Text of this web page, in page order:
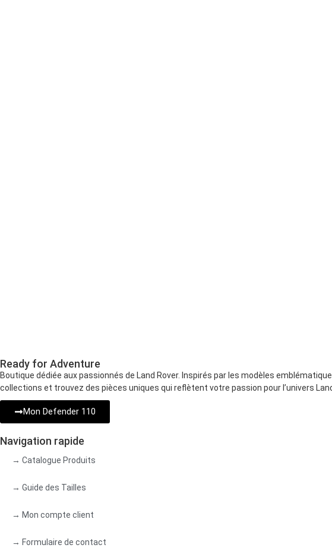
Ready for Adventure
Boutique dédiée aux passionnés de Land Rover. Inspirés par les modèles
collections et trouvez des pièces uniques qui reflètent votre passion pour l’univers
Mon Defender 110
Navigation rapide
→ Catalogue Produits
→ Guide des Tailles
→ Mon compte client
→ Formulaire de contact